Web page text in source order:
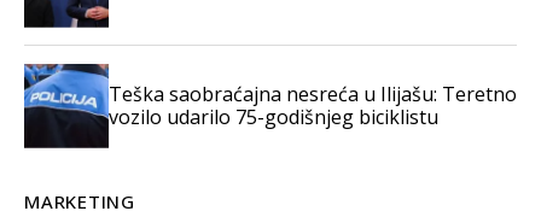
Teška saobraćajna nesreća u Ilijašu: Teretno
vozilo udarilo 75-godišnjeg biciklistu
MARKETING